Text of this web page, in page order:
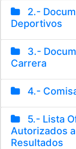
2.-
Deportivos
3.-
Carrera
4.-
5.- Lista
Autorizados
Resultados